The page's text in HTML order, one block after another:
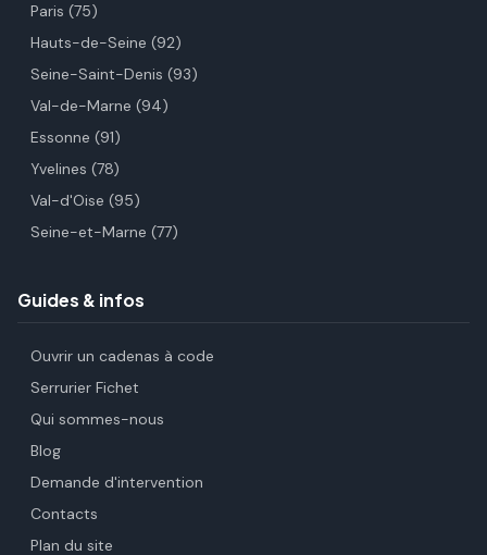
Paris (75)
Hauts-de-Seine (92)
Seine-Saint-Denis (93)
Val-de-Marne (94)
Essonne (91)
Yvelines (78)
Val-d'Oise (95)
Seine-et-Marne (77)
Guides & infos
Ouvrir un cadenas à code
Serrurier Fichet
Qui sommes-nous
Blog
Demande d'intervention
Contacts
Plan du site